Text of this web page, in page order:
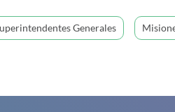
Generales